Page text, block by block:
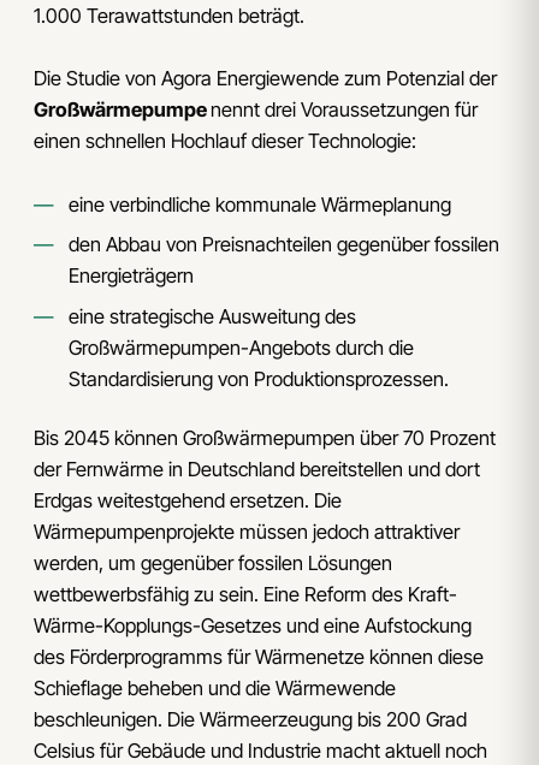
1.000 Terawattstunden beträgt.
Die Studie von Agora Energiewende zum Potenzial der
Großwärmepumpenennt drei Voraussetzungen für
einen schnellen Hochlauf dieser Technologie:
eine verbindliche kommunale Wärmeplanung
den Abbau von Preisnachteilen gegenüber fossilen
Energieträgern
eine strategische Ausweitung des
Großwärmepumpen-Angebots durch die
Standardisierung von Produktionsprozessen.
Bis 2045 können Großwärmepumpen über 70 Prozent
der Fernwärme in Deutschland bereitstellen und dort
Erdgas weitestgehend ersetzen. Die
Wärmepumpenprojekte müssen jedoch attraktiver
werden, um gegenüber fossilen Lösungen
wettbewerbsfähig zu sein. Eine Reform des Kraft-
Wärme-Kopplungs-Gesetzes und eine Aufstockung
des Förderprogramms für Wärmenetze können diese
Schieflage beheben und die Wärmewende
beschleunigen. Die Wärmeerzeugung bis 200 Grad
Celsius für Gebäude und Industrie macht aktuell noch